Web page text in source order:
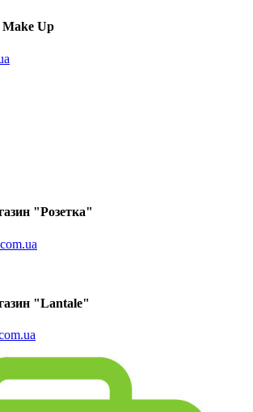
Make Up
"Розетка"
"Lantale"